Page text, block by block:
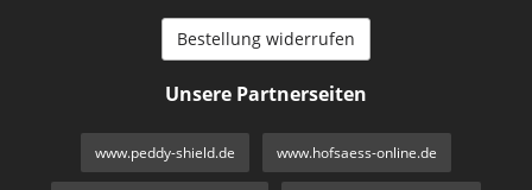
Bestellung widerrufen
Unsere Partnerseiten
www.peddy-shield.de www.hofsaess-online.de